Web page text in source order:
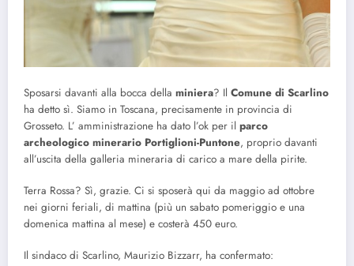
Sposarsi davanti alla bocca della miniera? Il Comune di Scarlino
ha detto sì. Siamo in Toscana, precisamente in provincia di
Grosseto. L’ amministrazione ha dato l’ok per il parco
archeologico minerario Portiglioni-Puntone, proprio davanti
all’uscita della galleria mineraria di carico a mare della pirite.
Terra Rossa? Sì, grazie. Ci si sposerà qui da maggio ad ottobre
nei giorni feriali, di mattina (più un sabato pomeriggio e una
domenica mattina al mese) e costerà 450 euro.
Il sindaco di Scarlino, Maurizio Bizzarr, ha confermato: